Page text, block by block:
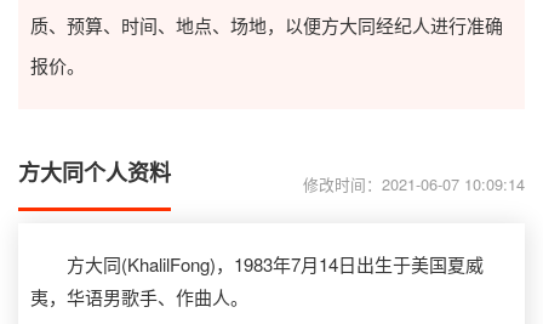
质、预算、时间、地点、场地，以便方大同经纪人进行准确
报价。
方大同个人资料 修改时间：2021-06-07 10:09:14
方大同(KhalilFong)，1983年7月14日出生于美国夏威
夷，华语男歌手、作曲人。